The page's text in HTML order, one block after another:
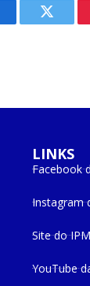
Twitter
LINKS
Facebook
Instagram
Site do
YouTube